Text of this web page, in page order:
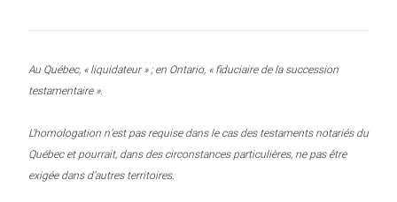
Au Québec, « liquidateur » ; en Ontario, « fiduciaire de la succession
testamentaire ».
L’homologation n’est pas requise dans le cas des testaments notariés du
Québec et pourrait, dans des circonstances particulières, ne pas être
exigée dans d’autres territoires.